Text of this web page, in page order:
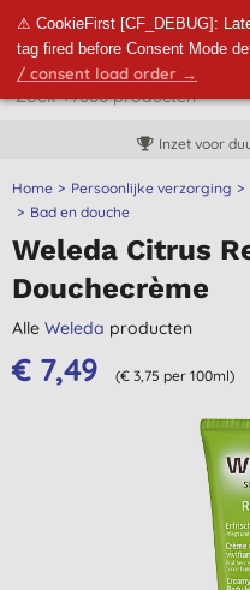
⚠ CookieFirst [CF_DEBUG]:
tag fired before Consent Mode
/ consent load order →
Inzet voor
Home Persoonlijke verzorging
Bad en douche
Weleda Citrus
Douchecrème
Alle Weleda producten
€ 7,49 (€ 3,75 per 100ml)